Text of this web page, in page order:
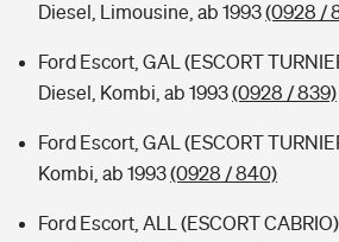
Diesel, Limousine, ab 1993(0928 /
Ford Escort, GAL (ESCORT
Diesel, Kombi, ab 1993(0928 / 839)
Ford Escort, GAL (ESCORT
Kombi, ab 1993(0928 / 840)
Ford Escort, ALL (ESCORT